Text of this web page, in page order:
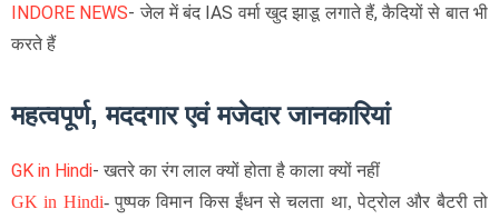
INDORE NEWS- जेल में बंद IAS वर्मा खुद झाडू लगाते हैं, कैदियों से बात भी
करते हैं
महत्वपूर्ण, मददगार एवं मजेदार जानकारियां
GK in Hindi- खतरे का रंग लाल क्यों होता है काला क्यों नहीं
GK in Hindi- पुष्पक विमान किस ईंधन से चलता था, पेट्रोल और बैटरी तो